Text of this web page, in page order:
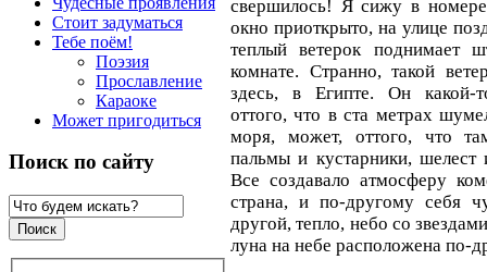
Стоит задуматься
Тебе поём!
Поэзия
Прославление
Караоке
Может пригодиться
Поиск по сайту
свершилось! Я сижу в номере
окно приоткрыто, на улице
теплый ветерок поднимает
комнате. Странно, такой
здесь, в Египте. Он какой-
оттого, что в ста метрах
моря, может, оттого, что
пальмы и кустарники, шелест
Все создавало атмосферу
страна, и по-другому себя
другой, тепло, небо со
луна на небе расположена по-